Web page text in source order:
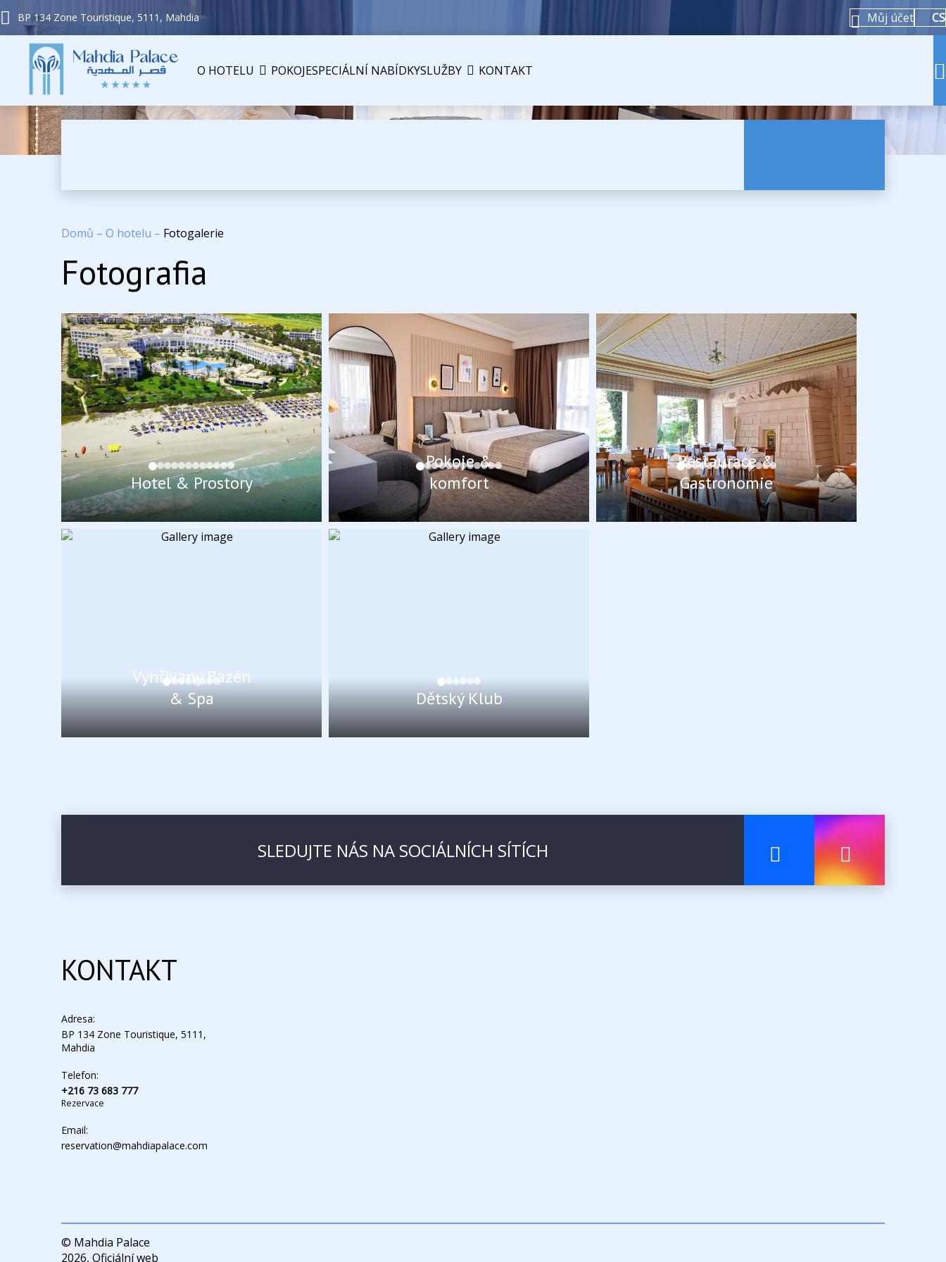
BP 134 Zone Touristique, 5111, Mahdia Můj účet CS
O HOTELU POKOJESPECIÁLNÍ NABÍDKYSLUŽBY KONTAKT
Domů – O hotelu – Fotogalerie
Fotografia
Hotel & Prostory
Pokoje &
komfort
Restaurace &
Gastronomie
Vyhřívaný Bazén
& Spa
Dětský Klub
SLEDUJTE NÁS NA SOCIÁLNÍCH SÍTÍCH
KONTAKT
Adresa:
BP 134 Zone Touristique, 5111,
Mahdia
Telefon:
+216 73 683 777
Rezervace
Email:
reservation@mahdiapalace.com
© Mahdia Palace
2026, Oficiální web